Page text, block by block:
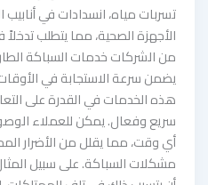
تسربات مياه، انسدادات في
الأجهزة الصحية، مما يتطلب تدخلاً
يضمن سرعة الاستجابة في
هذه الخدمات في القدرة على
سريع وفعال. يمكن للعملاء
أي وقت، مما يقلل من الأضرار
مشكلات السباكة. على سبيل